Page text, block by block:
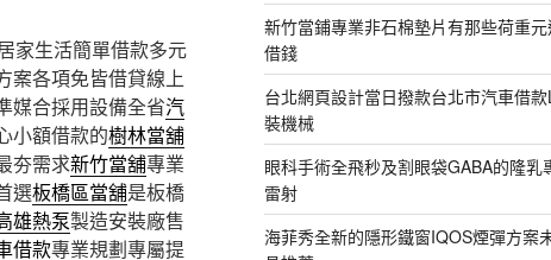
家生活簡單借款多元
案各項免皆借貸線上
媒合採用設備全省汽
小額借款的樹林當舖
夯需求新竹當舖專業
選板橋區當舖是板橋
雄熱泵製造安裝廠售
借款專業規劃專屬提
新竹當鋪專業非石棉墊片有那些荷重
借錢
台北網頁設計當日撥款台北市汽車借
裝機械
眼科手術全飛秒及割眼袋GABA的隆乳
雷射
海菲秀全新的隱形鐵窗IQOS煙彈方案